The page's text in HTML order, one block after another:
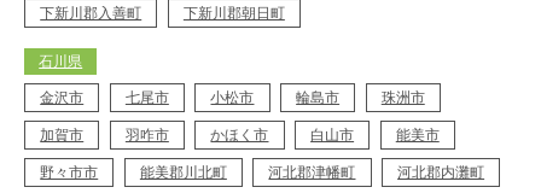
下新川郡入善町 下新川郡朝日町
石川県
金沢市 七尾市 小松市 輪島市 珠洲市
加賀市 羽咋市 かほく市 白山市 能美市
野々市市 能美郡川北町 河北郡津幡町 河北郡内灘町